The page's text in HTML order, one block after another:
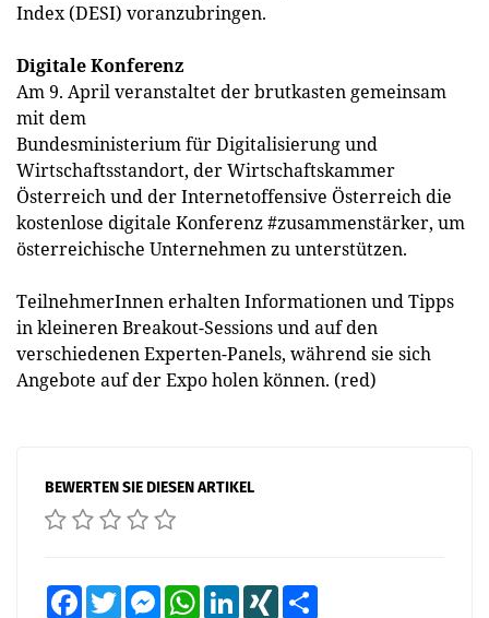
Index (DESI) voranzubringen.
Digitale Konferenz
Am 9. April veranstaltet der brutkasten gemeinsam
mit dem
Bundesministerium für Digitalisierung und
Wirtschaftsstandort, der Wirtschaftskammer
Österreich und der Internetoffensive Österreich die
kostenlose digitale Konferenz #zusammenstärker, um
österreichische Unternehmen zu unterstützen.
TeilnehmerInnen erhalten Informationen und Tipps
in kleineren Breakout-Sessions und auf den
verschiedenen Experten-Panels, während sie sich
Angebote auf der Expo holen können. (red)
BEWERTEN SIE DIESEN ARTIKEL
FacebookTwitter MessengerWhatsAppLinkedInXING